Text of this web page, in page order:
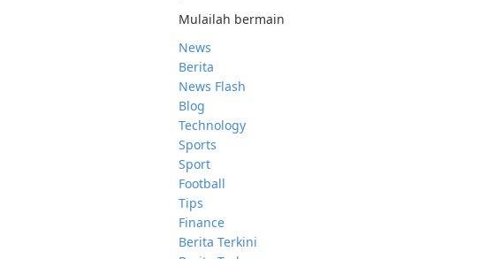
Mulailah bermain
News
Berita
News Flash
Blog
Technology
Sports
Sport
Football
Tips
Finance
Berita Terkini